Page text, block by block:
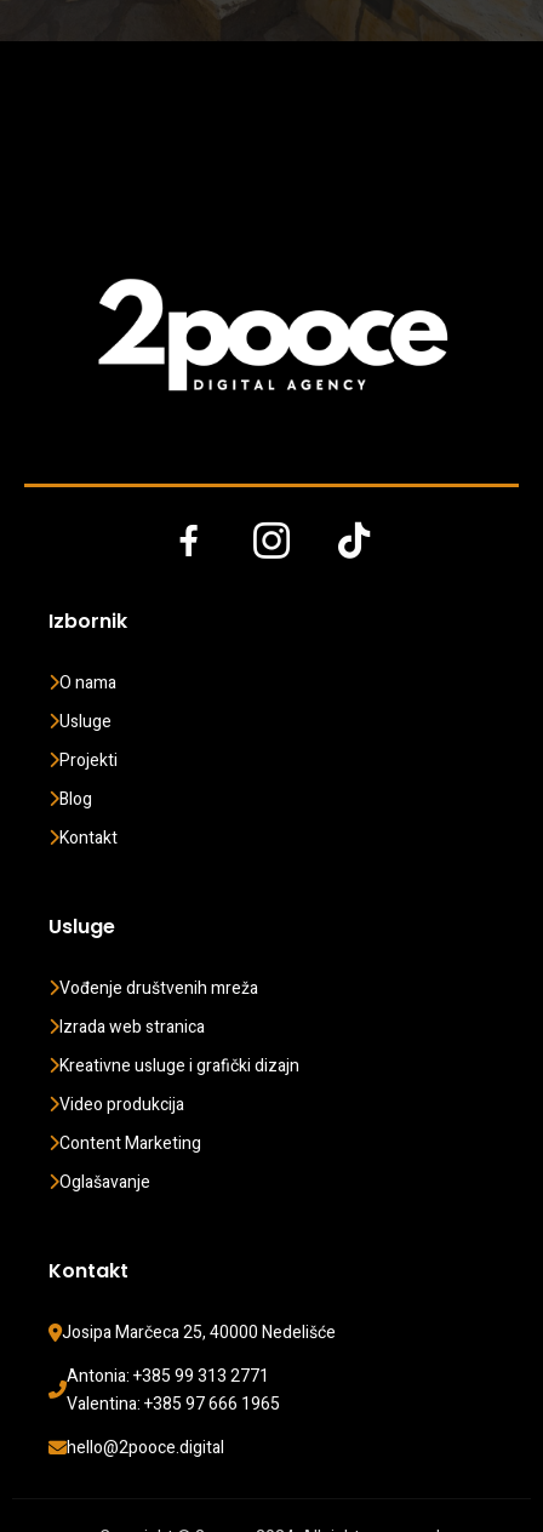
Izbornik
O nama
Usluge
Projekti
Blog
Kontakt
Usluge
Vođenje društvenih mreža
Izrada web stranica
Kreativne usluge i grafički dizajn
Video produkcija
Content Marketing
Oglašavanje
Kontakt
Josipa Marčeca 25, 40000 Nedelišće
Antonia: +385 99 313 2771
Valentina: +385 97 666 1965
hello@2pooce.digital